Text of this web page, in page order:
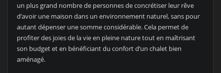
un plus grand nombre de personnes de concrétiser leur rêve
d’avoir une maison dans un environnement naturel, sans pour
autant dépenser une somme considérable. Cela permet de
profiter des joies de la vie en pleine nature tout en maîtrisant
son budget et en bénéficiant du confort d’un chalet bien
aménagé.